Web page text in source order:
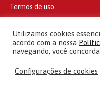
Termos de uso
© 2010 - 2026
Partido dos Trabalhadores
Utilizamos cookies
acordo com a nossa
navegando, você
Configurações de cookies